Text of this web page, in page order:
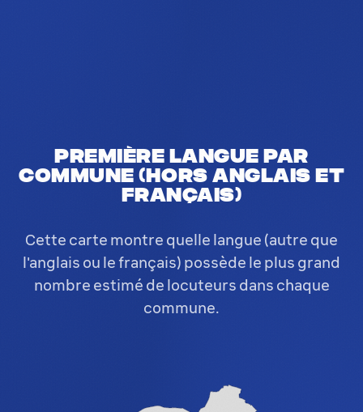
Première langue par
commune (hors anglais et
français)
Cette carte montre quelle langue (autre que
l'anglais ou le français) possède le plus grand
nombre estimé de locuteurs dans chaque
commune.